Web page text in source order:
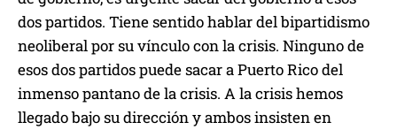
dos partidos. Tiene sentido hablar del bipartidismo
neoliberal por su vínculo con la crisis. Ninguno de
esos dos partidos puede sacar a Puerto Rico del
inmenso pantano de la crisis. A la crisis hemos
llegado bajo su dirección y ambos insisten en